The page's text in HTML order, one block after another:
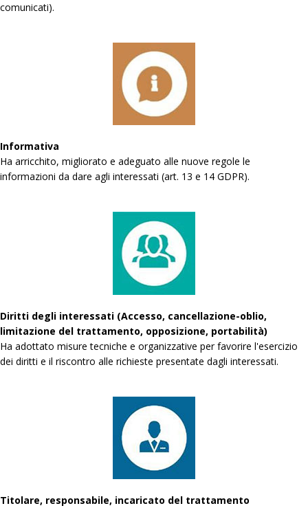
comunicati).
Informativa
Ha arricchito, migliorato e adeguato alle nuove regole le
informazioni da dare agli interessati (art. 13 e 14 GDPR).
Diritti degli interessati (Accesso, cancellazione-oblio,
limitazione del trattamento, opposizione, portabilità)
Ha adottato misure tecniche e organizzative per favorire l'esercizio
dei diritti e il riscontro alle richieste presentate dagli interessati.
Titolare, responsabile, incaricato del trattamento